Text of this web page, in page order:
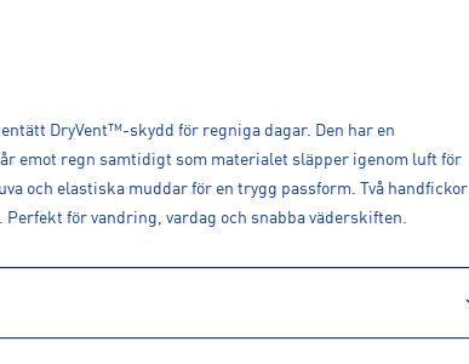
DryVent™-skydd för regniga dagar. Den har en
emot regn samtidigt som materialet släpper igenom luft för
och elastiska muddar för en trygg passform. Två handfickor
för vandring, vardag och snabba väderskiften.